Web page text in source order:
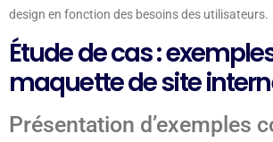
design en fonction des besoins des utilisateurs.
Étude de cas :
maquette de site
Présentation d’exemples